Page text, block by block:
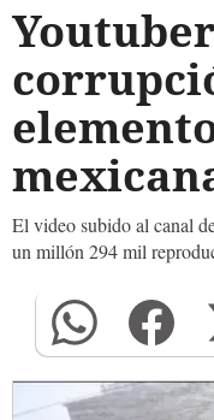
El video subido al canal
un millón 294 mil